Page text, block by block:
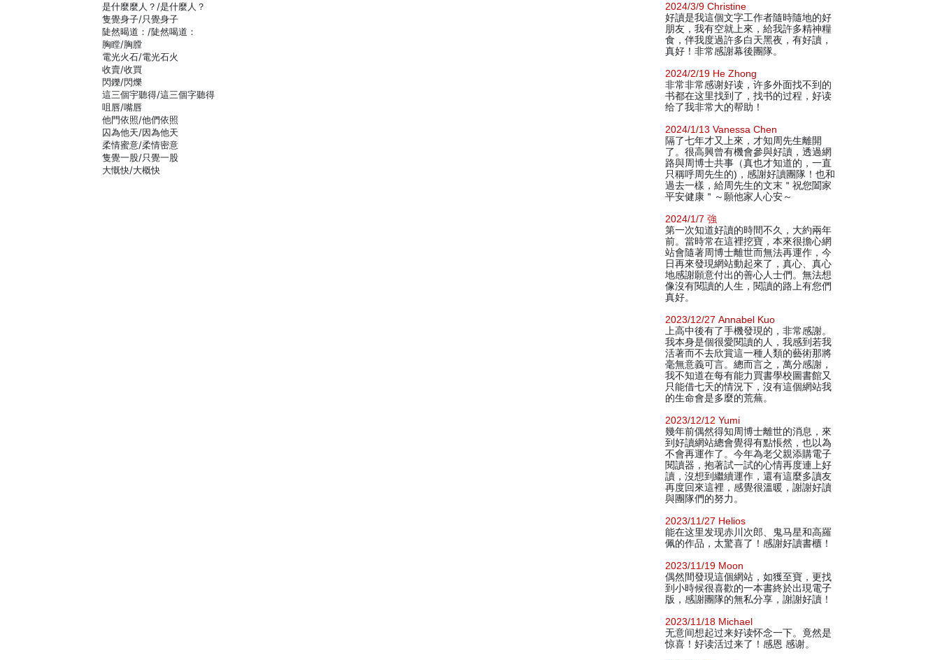
是什麼麼人？/是什麼人？
隻覺身子/只覺身子
陡然暍道：/陡然喝道：
胸瞠/胸膛
電光火石/電光石火
收賣/收買
閃鑠/閃爍
這三個宇聽得/這三個字聽得
咀唇/嘴唇
他門依照/他們依照
囚為他天/因為他天
柔情蜜意/柔情密意
隻覺一股/只覺一股
大慨快/大概快
2024/3/9 Christine
好讀是我這個文字工作者隨時隨地的好
朋友，我有空就上來，給我許多精神糧
食，伴我度過許多白天黑夜，有好讀，
真好！非常感謝幕後團隊。
2024/2/19 He Zhong
非常非常感谢好读，许多外面找不到的
书都在这里找到了，找书的过程，好读
给了我非常大的帮助！
2024/1/13 Vanessa Chen
隔了七年才又上來，才知周先生離開
了。很高興曾有機會參與好讀，透過網
路與周博士共事（真也才知道的，一直
只稱呼周先生的)，感謝好讀團隊！也和
過去一樣，給周先生的文末＂祝您闔家
平安健康＂～願他家人心安～
2024/1/7 強
第一次知道好讀的時間不久，大約兩年
前。當時常在這裡挖寶，本來很擔心網
站會隨著周博士離世而無法再運作，今
日再來發現網站動起來了，真心、真心
地感謝願意付出的善心人士們。無法想
像沒有閱讀的人生，閱讀的路上有您們
真好。
2023/12/27 Annabel Kuo
上高中後有了手機發現的，非常感謝。
我本身是個很愛閱讀的人，我感到若我
活著而不去欣賞這一種人類的藝術那將
毫無意義可言。總而言之，萬分感謝，
我不知道在每有能力買書學校圖書館又
只能借七天的情況下，沒有這個網站我
的生命會是多麼的荒蕪。
2023/12/12 Yumi
幾年前偶然得知周博士離世的消息，來
到好讀網站總會覺得有點悵然，也以為
不會再運作了。今年為老父親添購電子
閱讀器，抱著試一試的心情再度連上好
讀，沒想到繼續運作，還有這麼多讀友
再度回來這裡，感覺很溫暖，謝謝好讀
與團隊們的努力。
2023/11/27 Helios
能在这里发现赤川次郎、鬼马星和高羅
佩的作品，太驚喜了！感謝好讀書櫃！
2023/11/19 Moon
偶然間發現這個網站，如獲至寶，更找
到小時候很喜歡的一本書終於出現電子
版，感謝團隊的無私分享，謝謝好讀！
2023/11/18 Michael
无意间想起过来好读怀念一下。竟然是
惊喜！好读活过来了！感恩 感谢。